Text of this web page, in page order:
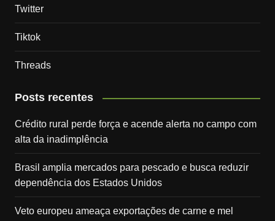
Twitter
Tiktok
Threads
Posts recentes
Crédito rural perde força e acende alerta no campo com
alta da inadimplência
Brasil amplia mercados para pescado e busca reduzir
dependência dos Estados Unidos
Veto europeu ameaça exportações de carne e mel